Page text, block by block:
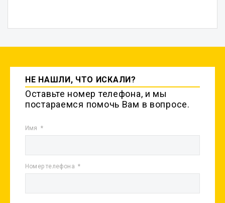
НЕ НАШЛИ, ЧТО ИСКАЛИ?
Оставьте номер телефона, и мы
постараемся помочь Вам в вопросе.
Имя
Номер телефона